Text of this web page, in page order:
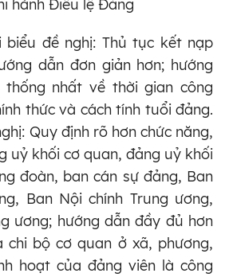
hành Điều lệ Đảng
đề nghị: Thủ tục kết nạp
dẫn đơn giản hơn; hướng
nhất về thời gian công
thức và cách tính tuổi đảng.
Quy định rõ hơn chức năng,
uỷ khối cơ quan, đảng uỷ khối
đoàn, ban cán sự đảng, Ban
Ban Nội chính Trung ương,
ương; hướng dẫn đầy đủ hơn
chi bộ cơ quan ở xã, phương,
hoạt của đảng viên là công